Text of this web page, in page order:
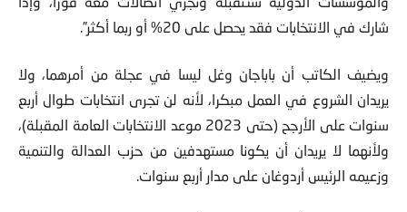
شارك في الانتخابات فقد يحصل على 20% أو ربما أكثر”.
ويضيف الكاتب أن باباجان وغل ليسا في عجلة من أمرهما، ولا
يريدان الشروع في العمل مبكرا، لأنه لن تجرى انتخابات طوال أربع
سنوات على الأرجح (حتى 2023 موعد الانتخابات العامة المقبلة)،
ولأنهما لا يريدان أن يكونا مستهدفين من حزب العدالة والتنمية
وزعيمه الرئيس أردوغان على مدار أربع سنوات.